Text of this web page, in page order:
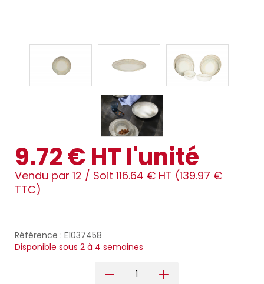
9.72 € HT l'unité
Vendu par 12 / Soit 116.64 € HT (139.97 €
TTC)
Référence : E1037458
Disponible sous 2 à 4 semaines